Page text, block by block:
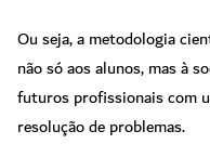
Ou seja, a metodologia
não só aos alunos, mas à
futuros profissionais com
resolução de problemas.